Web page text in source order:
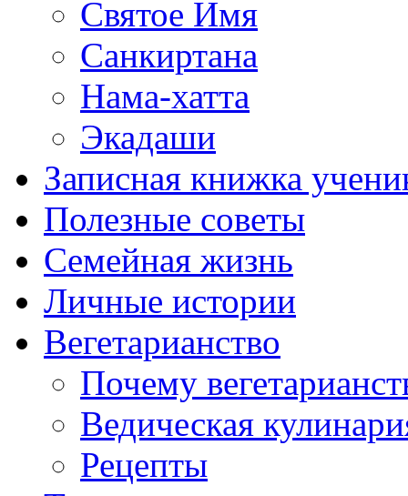
Святое Имя
Санкиртана
Нама-хатта
Экадаши
Записная книжка
Полезные советы
Семейная жизнь
Личные истории
Вегетарианство
Почему
Ведическая
Рецепты